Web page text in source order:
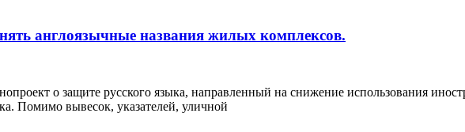
англоязычные названия жилых комплексов.
о защите русского языка, направленный на снижение использования
Помимо вывесок, указателей, уличной